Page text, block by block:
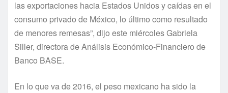
las exportaciones hacia Estados Unidos y caí­das en el
consumo privado de México, lo último como resultado
de menores remesas”, dijo este miércoles Gabriela
Siller, directora de Análisis Económico-Financiero de
Banco BASE.
En lo que va de 2016, el peso mexicano ha sido la